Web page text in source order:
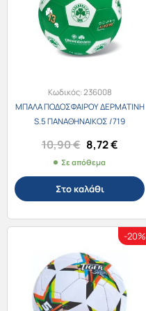
Κωδικός:236008
ΜΠΑΛΑ ΠΟΔΟΣΦΑΙΡΟΥ ΔΕΡΜΑTΙΝΗ
S.5 ΠΑΝΑΘΗΝΑΙΚΟΣ /719
10,90€ Original
price
was:
10,90 €.
8,72€Η
είναι:
8,72 €.
Σε απόθεμα
Στο καλάθι
-20%